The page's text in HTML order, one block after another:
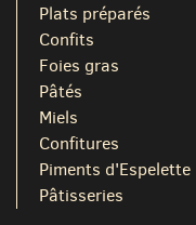
Plats préparés
Confits
Foies gras
Pâtés
Miels
Confitures
Piments d'Espelette
Pâtisseries